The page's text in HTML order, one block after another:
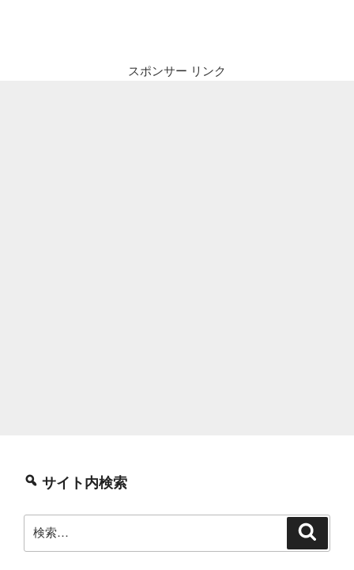
スポンサー リンク
サイト内検索
索: